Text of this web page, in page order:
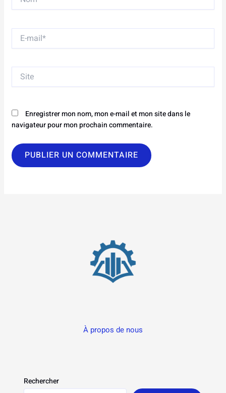
E-
mail*
Site
Enregistrer mon nom, mon e-mail et mon site dans le
navigateur pour mon prochain commentaire.
À propos de nous
Rechercher